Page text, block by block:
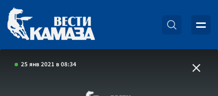
25 янв 2021 в 08:34